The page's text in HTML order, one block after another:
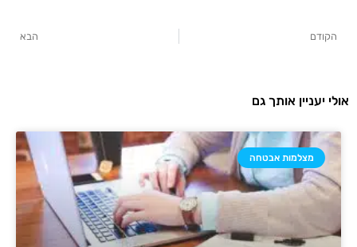
הקודם הבא
אולי יעניין אותך גם
מצלמות אבטחה